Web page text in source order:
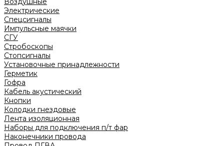
Электрические
Спецсигналы
Импульсные маячки
СГУ
Стробоскопы
Стопсигналы
Установочные принадлежности
Герметик
Гофра
Кабель акустический
Кнопки
Колодки гнездовые
Лента изоляционная
Наборы для подключения п/т фар
Наконечники провода